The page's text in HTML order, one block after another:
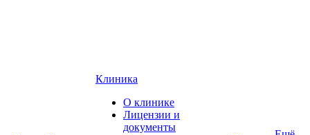
Клиника
О клинике
Лицензии и
документы